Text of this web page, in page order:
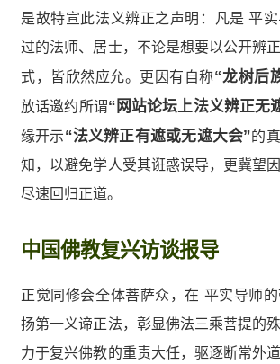
是故特宣此法义辨正之声明：凡是 平
过的法师、居士，不论是想要以公开辨
式，皆欣然应允。更因有自称“龙树后
放话邀约所谓“网站论坛上法义辨正无
缘开示“法义辨正有遮或无遮大会”的
知，以避免学人受其诳惑误导，更冀望
尽速回归正道。
中国佛教复兴访谈报导
正觉同修会全体菩萨众，在 平实导师
扬第一义谛正法，彰显佛法三乘菩提的
力于复兴佛教的重责大任，驱逐断常外